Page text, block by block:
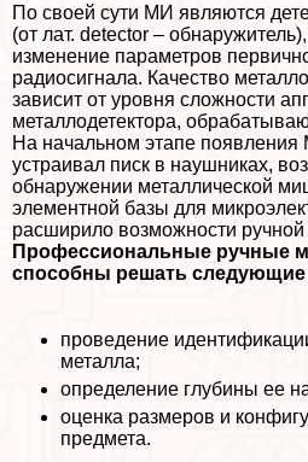
По своей сути МИ являются
(от лат. detector –
изменение параметров
радиосигнала. Качество
зависит от уровня сложности
металлодетектора,
На начальном этапе
устраивал писк в наушниках,
обнаружении металлической
элементной базы для
расширило возможности ручной
Профессиональные ручные
способны решать следующие
проведение
металла;
определение глубины ее
оценка размеров и
предмета.